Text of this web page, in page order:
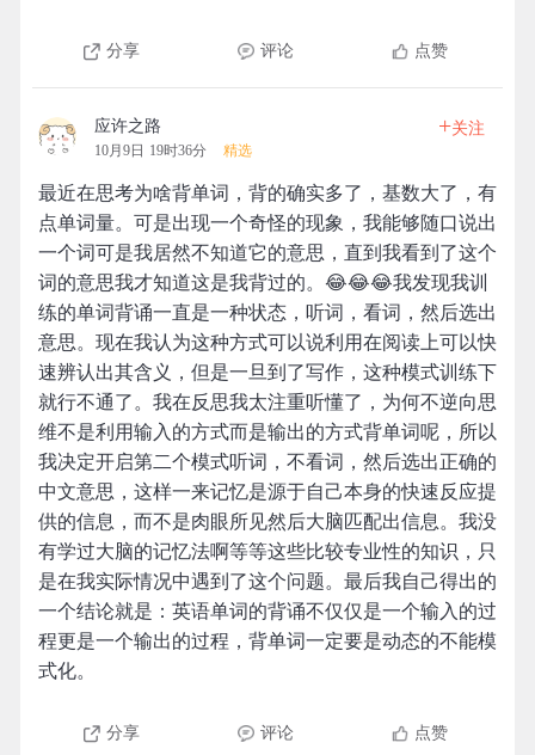
分享 评论 点赞
应许之路
10月9日 19时36分 精选
+关注
最近在思考为啥背单词，背的确实多了，基数大了，有
点单词量。可是出现一个奇怪的现象，我能够随口说出
一个词可是我居然不知道它的意思，直到我看到了这个
词的意思我才知道这是我背过的。😂😂😂我发现我训
练的单词背诵一直是一种状态，听词，看词，然后选出
意思。现在我认为这种方式可以说利用在阅读上可以快
速辨认出其含义，但是一旦到了写作，这种模式训练下
就行不通了。我在反思我太注重听懂了，为何不逆向思
维不是利用输入的方式而是输出的方式背单词呢，所以
我决定开启第二个模式听词，不看词，然后选出正确的
中文意思，这样一来记忆是源于自己本身的快速反应提
供的信息，而不是肉眼所见然后大脑匹配出信息。我没
有学过大脑的记忆法啊等等这些比较专业性的知识，只
是在我实际情况中遇到了这个问题。最后我自己得出的
一个结论就是：英语单词的背诵不仅仅是一个输入的过
程更是一个输出的过程，背单词一定要是动态的不能模
式化。
分享 评论 点赞